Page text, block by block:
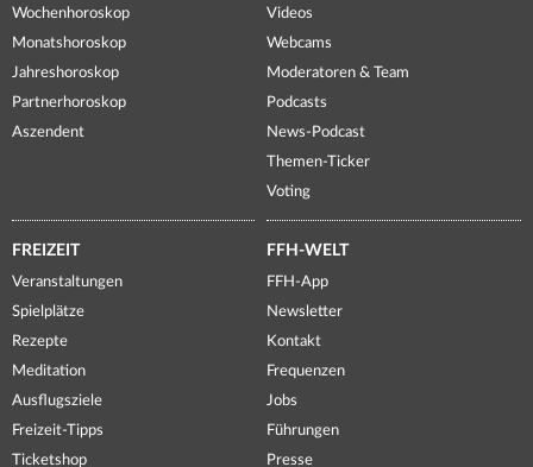
Wochenhoroskop
Monatshoroskop
Jahreshoroskop
Partnerhoroskop
Aszendent
Videos
Webcams
Moderatoren & Team
Podcasts
News-Podcast
Themen-Ticker
Voting
FREIZEIT
Veranstaltungen
Spielplätze
Rezepte
Meditation
Ausflugsziele
Freizeit-Tipps
Ticketshop
FFH-WELT
FFH-App
Newsletter
Kontakt
Frequenzen
Jobs
Führungen
Presse